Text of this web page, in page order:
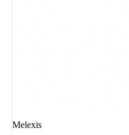
Melexis